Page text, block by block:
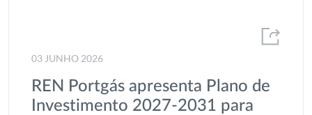
Fontes de energia renováveis
03 JUNHO 2026
REN Portgás apresenta Plano de
Investimento 2027-2031 para